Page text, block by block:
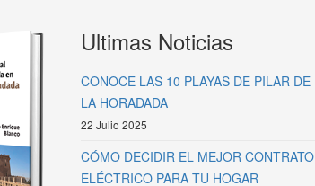
Ultimas Noticias
CONOCE LAS 10 PLAYAS DE PILAR DE
LA HORADADA
22 Julio 2025
CÓMO DECIDIR EL MEJOR CONTRATO
ELÉCTRICO PARA TU HOGAR